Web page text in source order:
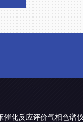
催化反应评价气相色谱